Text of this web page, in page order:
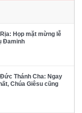
Họp mặt mừng lễ
Đaminh
Thánh Cha: Ngay
Chúa Giêsu cũng